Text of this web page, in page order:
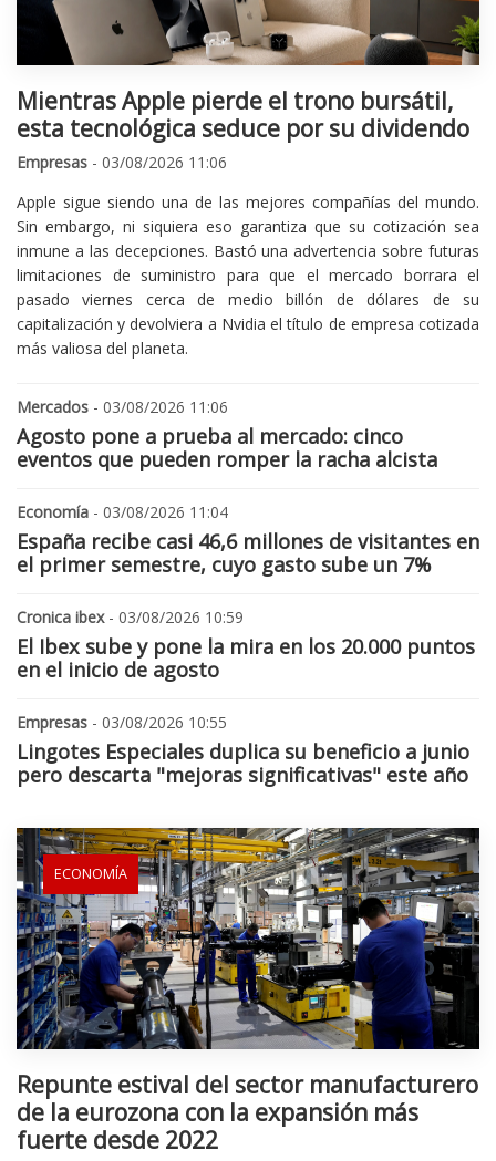
Mientras Apple pierde el trono bursátil,
esta tecnológica seduce por su dividendo
Empresas - 03/08/2026 11:06
Apple sigue siendo una de las mejores compañías del mundo.
Sin embargo, ni siquiera eso garantiza que su cotización sea
inmune a las decepciones. Bastó una advertencia sobre futuras
limitaciones de suministro para que el mercado borrara el
pasado viernes cerca de medio billón de dólares de su
capitalización y devolviera a Nvidia el título de empresa cotizada
más valiosa del planeta.
Mercados - 03/08/2026 11:06
Agosto pone a prueba al mercado: cinco
eventos que pueden romper la racha alcista
Economía - 03/08/2026 11:04
España recibe casi 46,6 millones de visitantes en
el primer semestre, cuyo gasto sube un 7%
Cronica ibex- 03/08/2026 10:59
El Ibex sube y pone la mira en los 20.000 puntos
en el inicio de agosto
Empresas - 03/08/2026 10:55
Lingotes Especiales duplica su beneficio a junio
pero descarta "mejoras significativas" este año
ECONOMÍA
Repunte estival del sector manufacturero
de la eurozona con la expansión más
fuerte desde 2022